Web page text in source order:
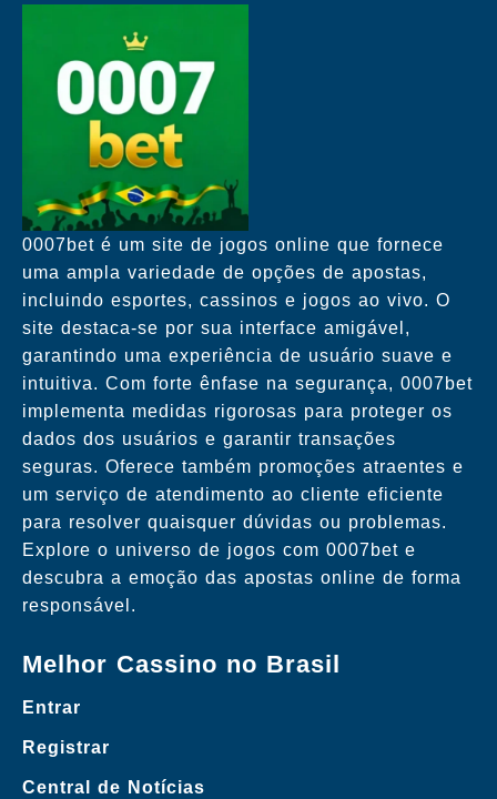
0007bet é um site de jogos online que fornece
uma ampla variedade de opções de apostas,
incluindo esportes, cassinos e jogos ao vivo. O
site destaca-se por sua interface amigável,
garantindo uma experiência de usuário suave e
intuitiva. Com forte ênfase na segurança, 0007bet
implementa medidas rigorosas para proteger os
dados dos usuários e garantir transações
seguras. Oferece também promoções atraentes e
um serviço de atendimento ao cliente eficiente
para resolver quaisquer dúvidas ou problemas.
Explore o universo de jogos com 0007bet e
descubra a emoção das apostas online de forma
responsável.
Melhor Cassino no Brasil
Entrar
Registrar
Central de Notícias